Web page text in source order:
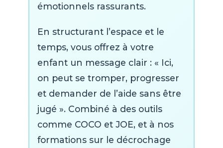
émotionnels rassurants.
En structurant l’espace et le
temps, vous offrez à votre
enfant un message clair : « Ici,
on peut se tromper, progresser
et demander de l’aide sans être
jugé ». Combiné à des outils
comme COCO et JOE, et à nos
formations sur le décrochage